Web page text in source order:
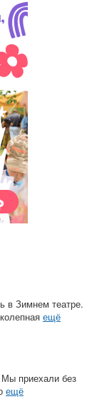
в Зимнем театре.
ещё
Мы приехали без
ещё